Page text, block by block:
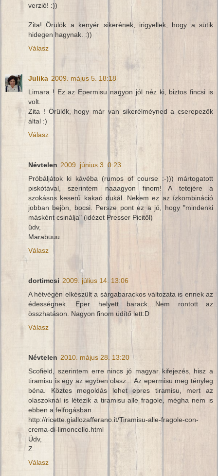
verzió! :))
Zita! Örülök a kenyér sikerének, irigyellek, hogy a sütik
hidegen hagynak. :))
Válasz
Julika 2009. május 5. 18:18
Limara ! Ez az Epermisu nagyon jól néz ki, biztos fincsi is
volt.
Zita ! Örülök, hogy már van sikerélméyned a cserepezők
által :)
Válasz
Névtelen 2009. június 3. 0:23
Próbáljátok ki kávéba (rumos of course :-))) mártogatott
piskótával, szerintem naaagyon finom! A tetejére a
szokásos keserű kakaó dukál. Nekem ez az ízkombináció
jobban bejön, bocsi. Persze pont ez a jó, hogy "mindenki
másként csinálja" (idézet Presser Picitől)
üdv,
Marabuuu
Válasz
dortimcsi 2009. július 14. 13:06
A hétvégén elkészült a sárgabarackos változata is ennek az
édességnek. Eper helyett barack....Nem rontott az
összhatáson. Nagyon finom üdítő lett:D
Válasz
Névtelen 2010. május 28. 13:20
Scofield, szerintem erre nincs jó magyar kifejezés, hisz a
tiramisu is egy az egyben olasz... Az epermisu meg tényleg
béna. Köztes megoldás lehet epres tiramisu, mert az
olaszoknál is létezik a tiramisu alle fragole, mégha nem is
ebben a felfogásban.
http://ricette.giallozafferano.it/Tiramisu-alle-fragole-con-
crema-di-limoncello.html
Üdv,
Z.
Válasz